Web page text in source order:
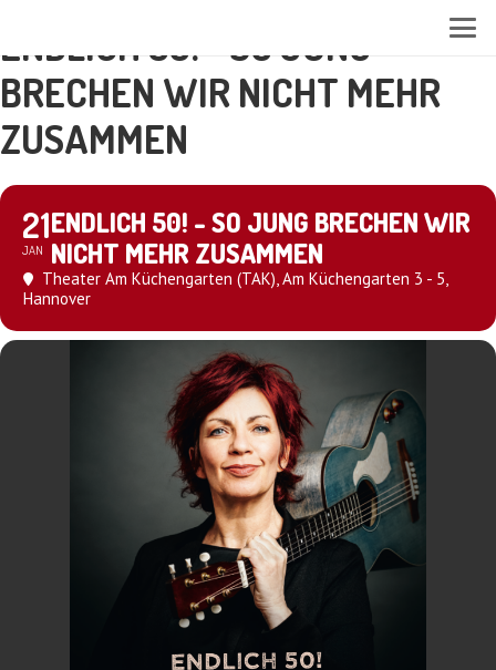
ENDLICH 50! - SO JUNG
BRECHEN WIR NICHT MEHR
ZUSAMMEN
21
JAN
ENDLICH 50! - SO JUNG BRECHEN WIR
NICHT MEHR ZUSAMMEN
Theater Am Küchengarten (TAK), Am Küchengarten 3 - 5,
Hannover